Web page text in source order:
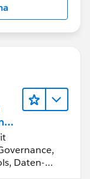
Daten-